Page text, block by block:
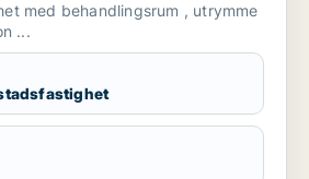
med behandlingsrum , utrymme
...